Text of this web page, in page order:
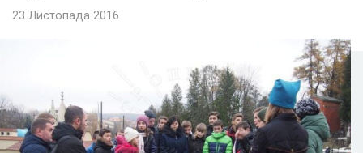
23 Листопада 2016